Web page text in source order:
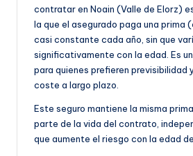
contratar en Noain (Valle de Elorz)
la que el asegurado paga una prima
casi constante cada año, sin que
significativamente con la edad. Es
para quienes prefieren previsibilidad
coste a largo plazo.
Este seguro mantiene la misma
parte de la vida del contrato,
que aumente el riesgo con la edad